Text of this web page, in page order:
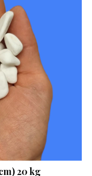
20 kg